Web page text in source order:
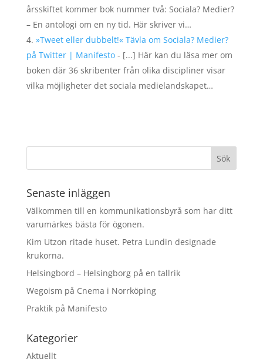
årsskiftet kommer bok nummer två: Sociala? Medier?
– En antologi om en ny tid. Här skriver vi…
»Tweet eller dubbelt!« Tävla om Sociala? Medier?
på Twitter | Manifesto- [...] Här kan du läsa mer om
boken där 36 skribenter från olika discipliner visar
vilka möjligheter det sociala medielandskapet…
Senaste inläggen
Välkommen till en kommunikationsbyrå som har ditt
varumärkes bästa för ögonen.
Kim Utzon ritade huset. Petra Lundin designade
krukorna.
Helsingbord – Helsingborg på en tallrik
Wegoism på Cnema i Norrköping
Praktik på Manifesto
Kategorier
Aktuellt